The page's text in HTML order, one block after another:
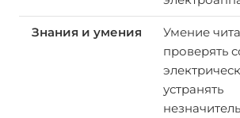
Умение
проверять
устранять